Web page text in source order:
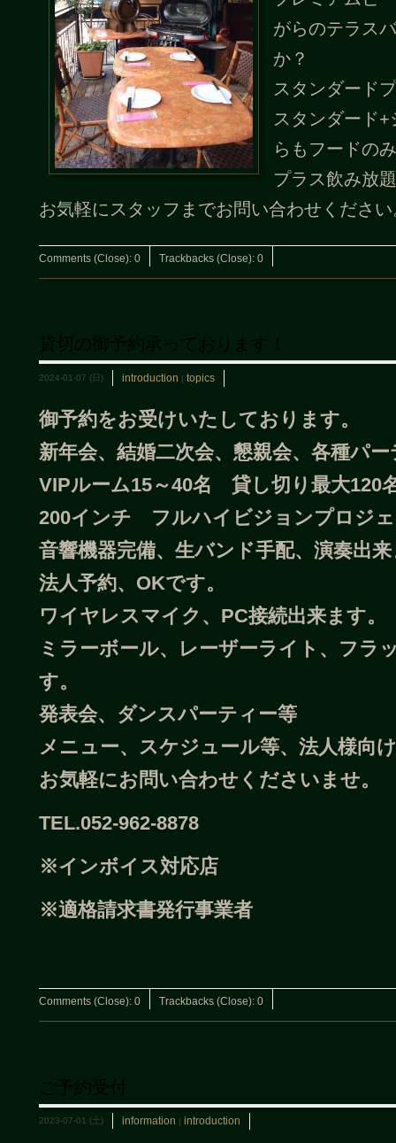
がらのテラス
か？
スタンダード
スタンダード
らもフードの
プラス飲み放
お気軽にスタッフまでお問い合わせください
Comments (Close): 0 Trackbacks (Close): 0
貸切の御予約承っております！
2024-01-07 (日) introduction | topics
御予約をお受けいたしております。
新年会、結婚二次会、懇親会、各種パ
VIPルーム15～40名 貸し切り最大120
200インチ フルハイビジョンプロジ
音響機器完備、生バンド手配、演奏出
法人予約、OKです。
ワイヤレスマイク、PC接続出来ます。
ミラーボール、レーザーライト、フラ
す。
発表会、ダンスパーティー等
メニュー、スケジュール等、法人様向
お気軽にお問い合わせくださいませ。
TEL.052-962-8878
※インボイス対応店
※適格請求書発行事業者
Comments (Close): 0 Trackbacks (Close): 0
ご予約受付
2023-07-01 (土) information | introduction